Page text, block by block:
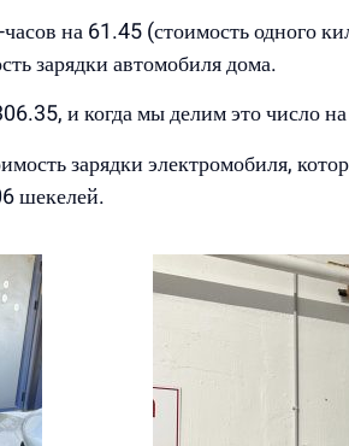
на 61.45 (стоимость одного
зарядки автомобиля дома.
и когда мы делим это число
зарядки электромобиля,
шекелей.